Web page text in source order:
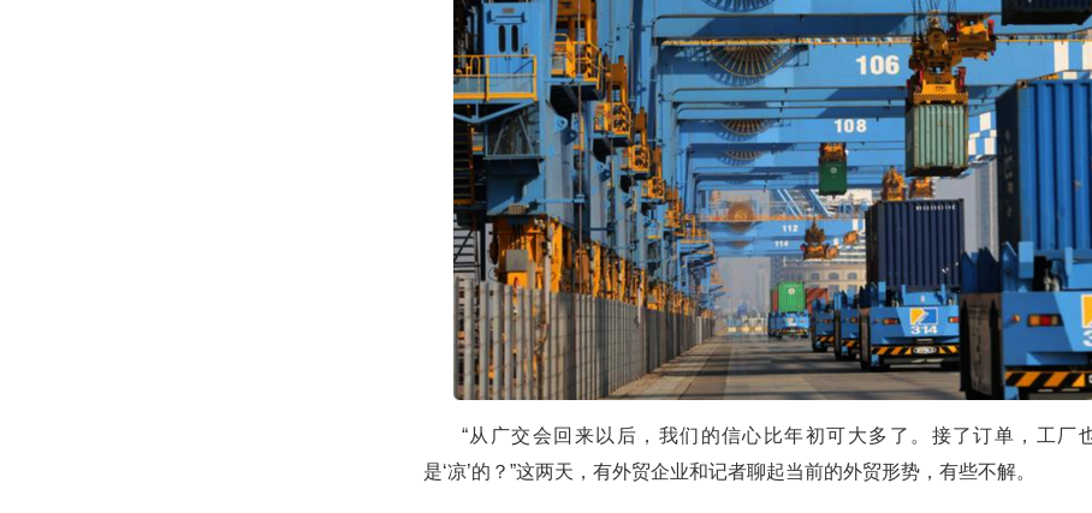
“从广交会回来以后，我们的信心比年初可大多了。接了订单，工厂
是‘凉’的？”这两天，有外贸企业和记者聊起当前的外贸形势，有些不解。